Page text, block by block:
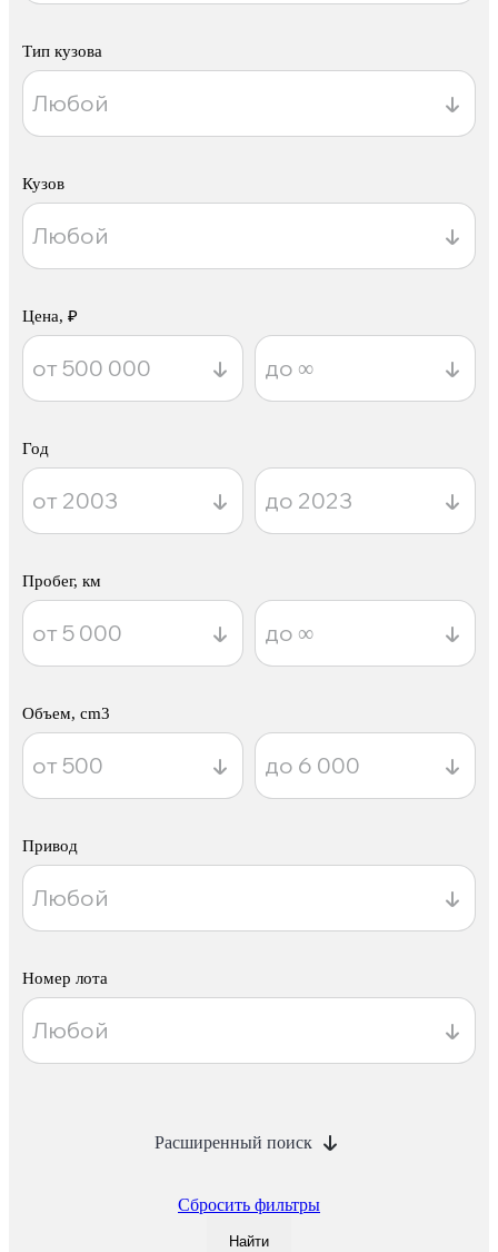
Тип кузова
Кузов
Цена, ₽
Год
Пробег, км
Объем, cm3
Привод
Номер лота
Расширенный поиск
Сбросить фильтры
Найти